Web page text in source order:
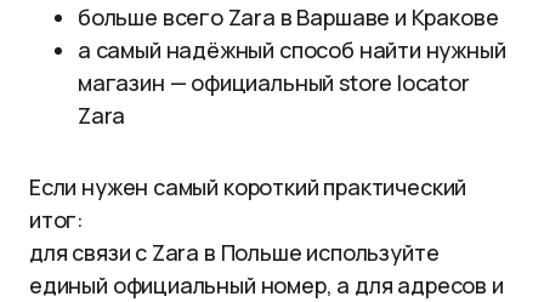
больше всего Zara в Варшаве и Кракове
а самый надёжный способ найти нужный
магазин — официальный store locator
Zara
Если нужен самый короткий практический
итог:
для связи с Zara в Польше используйте
единый официальный номер, а для адресов и